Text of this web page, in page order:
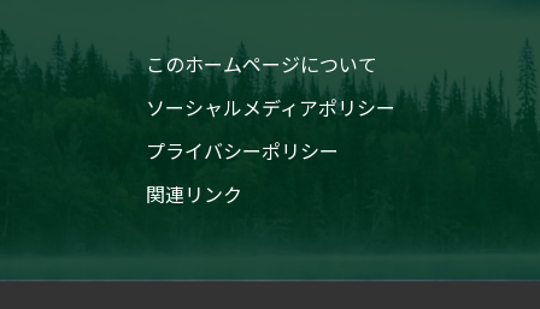
このホームページについて
ソーシャルメディアポリシー
プライバシーポリシー
関連リンク